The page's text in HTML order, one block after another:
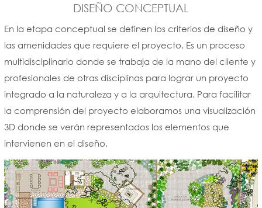
DISEÑO CONCEPTUAL
En la etapa conceptual se definen los criterios de diseño y
las amenidades que requiere el proyecto. Es un proceso
multidisciplinario donde se trabaja de la mano del cliente y
profesionales de otras disciplinas para lograr un proyecto
integrado a la naturaleza y a la arquitectura. Para facilitar
la comprensión del proyecto elaboramos una visualización
3D donde se verán representados los elementos que
intervienen en el diseño.